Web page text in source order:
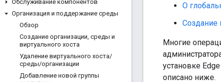
Обслуживание компонентов
Организация и поддержание среды
Обзор
Создание организации, среды и
виртуального хоста
Удаление виртуального хоста/
среды/организации
Добавление новой группы
О
Создание
Многие
установке
описано ниже.